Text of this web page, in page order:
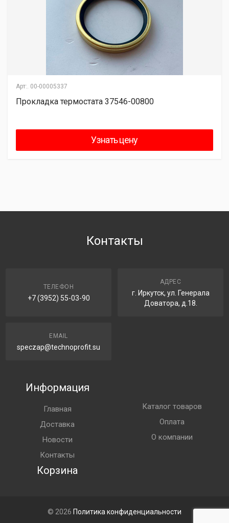
Арт:. 00-00005337
Прокладка термостата 37546-00800
Узнать цену
Контакты
ТЕЛЕФОН
+7 (3952) 55-03-90
АДРЕС
г. Иркутск, ул. Генерала
Доватора, д.18.
EMAIL
speczap@technoprofit.su
Информация
Главная
Доставка
Новости
Контакты
Каталог товаров
Оплата
О компании
Корзина
© 2026 Политика конфиденциальности